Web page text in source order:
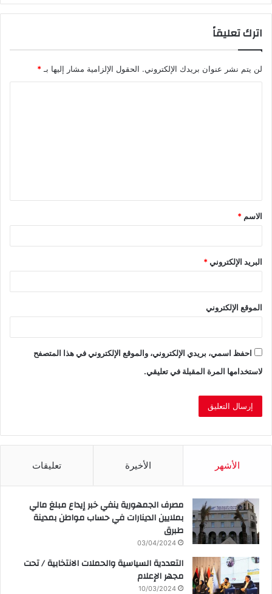
اترك تعليقاً
لن يتم نشر عنوان بريدك الإلكتروني. الحقول الإلزامية مشار إليها بـ *
ق
*
الاسم *
البريد الإلكتروني*
الموقع الإلكتروني
احفظ اسمي، بريدي الإلكتروني، والموقع الإلكتروني في هذا المتصفح
لاستخدامها المرة المقبلة في تعليقي.
الأشهر الأخيرة تعليقات
مصرف الجمهورية ينفي خبر إيداع مبلغ مالي
بملايين الدينارات في حساب مواطن بمدينة
طبرق
03/04/2024
التعددية السياسية والحملات الانتخابية / تحت
مجهر الإعلام
10/03/2024